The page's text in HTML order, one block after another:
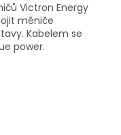
Victron Energy
měniče
Kabelem se
power.